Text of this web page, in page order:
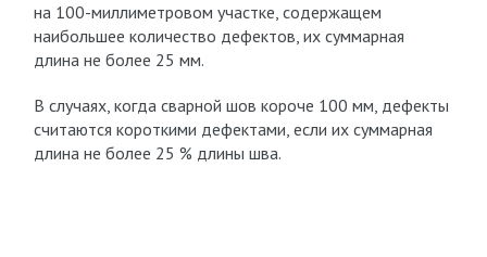
на 100-миллиметровом участке, содержащем
наибольшее количество дефектов, их суммарная
длина не более 25 мм.
В случаях, когда сварной шов короче 100 мм, дефекты
считаются короткими дефектами, если их суммарная
длина не более 25 % длины шва.